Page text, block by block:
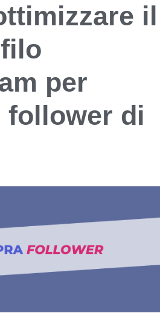
il
per
follower di